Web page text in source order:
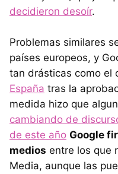
decidieron desoír.
Problemas similares
países europeos, y
tan drásticas como el
España tras la
medida hizo que
cambiando de
de este año Google
medios entre los que
Media, aunque las